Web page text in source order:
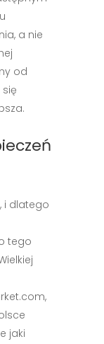
a nie
od
i dlatego
tego
jaki